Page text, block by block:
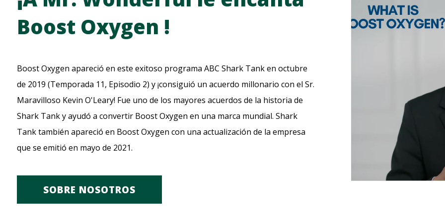
del
producto
producto
Boost Oxygen !
Boost Oxygen apareció en este exitoso programa ABC Shark Tank en octubre
de 2019 (Temporada 11, Episodio 2) y ¡consiguió un acuerdo millonario con el Sr.
Maravilloso Kevin O'Leary! Fue uno de los mayores acuerdos de la historia de
Shark Tank y ayudó a convertir Boost Oxygen en una marca mundial. Shark
Tank también apareció en Boost Oxygen con una actualización de la empresa
que se emitió en mayo de 2021.
SOBRE NOSOTROS